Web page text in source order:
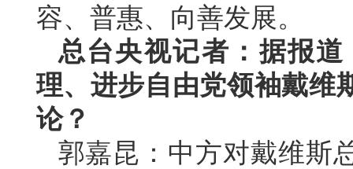
容、普惠、向善发展。
总台央视记者：据报
理、进步自由党领袖戴维
论？
郭嘉昆：中方对戴维斯